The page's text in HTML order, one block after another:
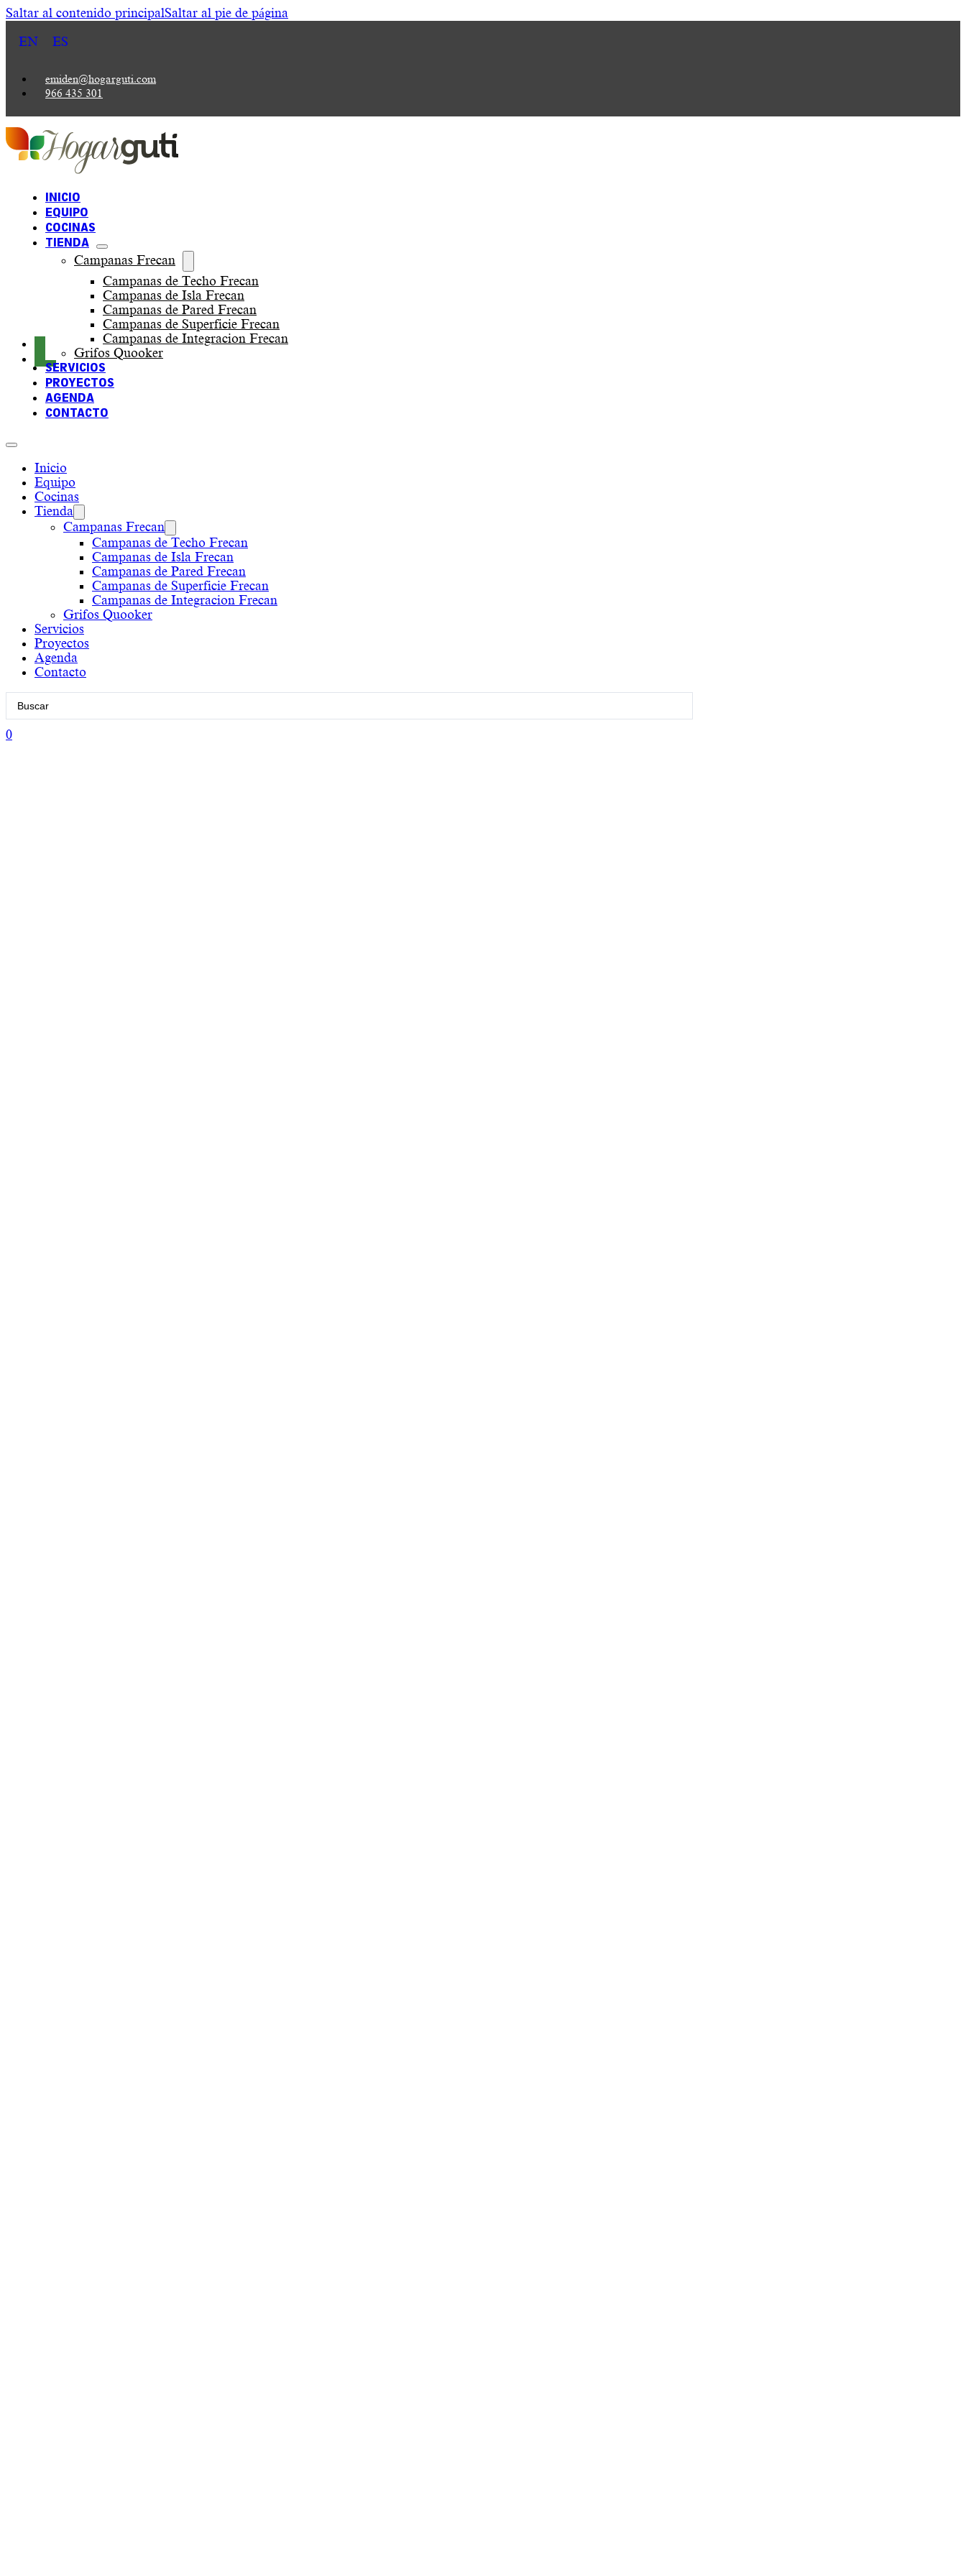
Saltar al contenido principalSaltar al pie de página
EN
ES
emiden@hogarguti.com
966 435 301
INICIO
EQUIPO
COCINAS
TIENDA
Campanas Frecan
Campanas de Techo Frecan
Campanas de Isla Frecan
Campanas de Pared Frecan
Campanas de Superficie Frecan
Campanas de Integracion Frecan
Grifos Quooker
SERVICIOS
PROYECTOS
AGENDA
CONTACTO
Inicio
Equipo
Cocinas
Tienda
Campanas Frecan
Campanas de Techo Frecan
Campanas de Isla Frecan
Campanas de Pared Frecan
Campanas de Superficie Frecan
Campanas de Integracion Frecan
Grifos Quooker
Servicios
Proyectos
Agenda
Contacto
0